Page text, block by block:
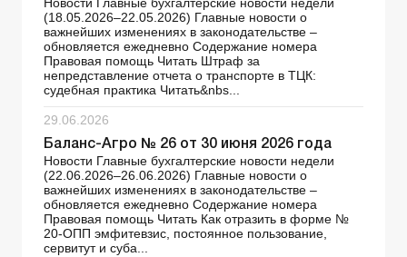
Новости Главные бухгалтерские новости недели
(18.05.2026–22.05.2026) Главные новости о
важнейших изменениях в законодательстве –
обновляется ежедневно Содержание номера
Правовая помощь Читать Штраф за
непредставление отчета о транспорте в ТЦК:
судебная практика Читать&nbs...
29.06.2026
Баланс-Агро № 26 от 30 июня 2026 года
Новости Главные бухгалтерские новости недели
(22.06.2026–26.06.2026) Главные новости о
важнейших изменениях в законодательстве –
обновляется ежедневно Содержание номера
Правовая помощь Читать Как отразить в форме №
20-ОПП эмфитевзис, постоянное пользование,
сервитут и суба...